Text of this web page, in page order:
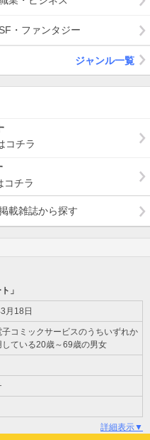
SF・ファンタジー
ジャンル一覧
コチラ
コチラ
載雑誌から探す
」
月18日
コミックサービスのうちいずれか
ている20歳～69歳の男女
詳細表示▼